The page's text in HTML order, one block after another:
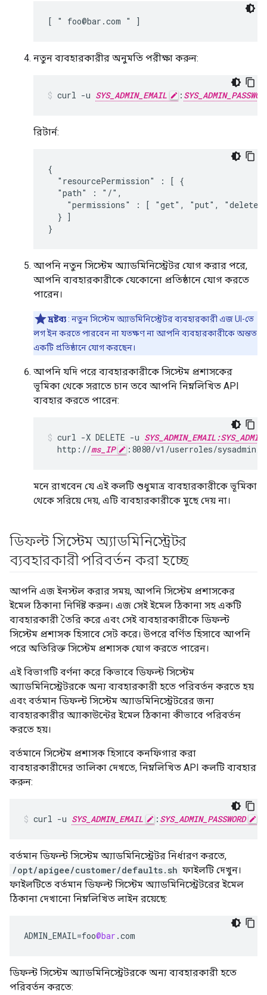
[ " foo@bar.com " ]
নতুন ব্যবহারকারীর অনুমতি পরীক্ষা করুন:
curl -u SYS_ADMIN_EMAIL :
রিটার্ন:
{
  "resourcePermission" : [ {
  "path" : "/",
"permissions" : [ "get", "put", "delete"
  } ]
}
আপনি নতুন সিস্টেম অ্যাডমিনিস্ট্রেটর যোগ করার পরে,
আপনি ব্যবহারকারীকে যেকোনো প্রতিষ্ঠানে যোগ করতে
পারেন।
দ্রষ্টব্য : নতুন সিস্টেম অ্যাডমিনিস্ট্রেটর ব্যবহারকারী এজ UI-তে
লগ ইন করতে পারবেন না যতক্ষণ না আপনি ব্যবহারকারীকে অন্তত
একটি প্রতিষ্ঠানে যোগ করছেন।
আপনি যদি পরে ব্যবহারকারীকে সিস্টেম প্রশাসকের
ভূমিকা থেকে সরাতে চান তবে আপনি নিম্নলিখিত API
ব্যবহার করতে পারেন:
curl -X DELETE -u
  http://
ms_IP :8080/v1/userroles/sysadmin/
মনে রাখবেন যে এই কলটি শুধুমাত্র ব্যবহারকারীকে ভূমিকা
থেকে সরিয়ে দেয়, এটি ব্যবহারকারীকে মুছে দেয় না।
ডিফল্ট সিস্টেম অ্যাডমিনিস্ট্রেটর
ব্যবহারকারী পরিবর্তন করা হচ্ছে
আপনি এজ ইনস্টল করার সময়, আপনি সিস্টেম প্রশাসকের
ইমেল ঠিকানা নির্দিষ্ট করুন। এজ সেই ইমেল ঠিকানা সহ একটি
ব্যবহারকারী তৈরি করে এবং সেই ব্যবহারকারীকে ডিফল্ট
সিস্টেম প্রশাসক হিসাবে সেট করে। উপরে বর্ণিত হিসাবে আপনি
পরে অতিরিক্ত সিস্টেম প্রশাসক যোগ করতে পারেন।
এই বিভাগটি বর্ণনা করে কিভাবে ডিফল্ট সিস্টেম
অ্যাডমিনিস্ট্রেটরকে অন্য ব্যবহারকারী হতে পরিবর্তন করতে হয়
এবং বর্তমান ডিফল্ট সিস্টেম অ্যাডমিনিস্ট্রেটরের জন্য
ব্যবহারকারীর অ্যাকাউন্টের ইমেল ঠিকানা কীভাবে পরিবর্তন
করতে হয়।
বর্তমানে সিস্টেম প্রশাসক হিসাবে কনফিগার করা
ব্যবহারকারীদের তালিকা দেখতে, নিম্নলিখিত API কলটি ব্যবহার
করুন:
curl -u SYS_ADMIN_EMAIL : SYS_ADMIN_PASSWORD
বর্তমান ডিফল্ট সিস্টেম অ্যাডমিনিস্ট্রেটর নির্ধারণ করতে,
/opt/apigee/customer/defaults.sh ফাইলটি দেখুন।
ফাইলটিতে বর্তমান ডিফল্ট সিস্টেম অ্যাডমিনিস্ট্রেটরের ইমেল
ঠিকানা দেখানো নিম্নলিখিত লাইন রয়েছে:
ADMIN_EMAIL=foo@bar .com
ডিফল্ট সিস্টেম অ্যাডমিনিস্ট্রেটরকে অন্য ব্যবহারকারী হতে
পরিবর্তন করতে: